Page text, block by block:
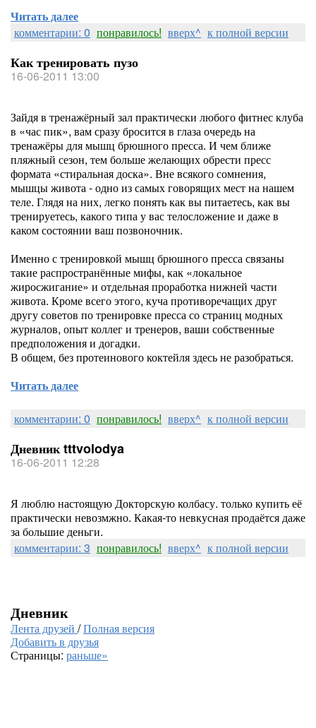
Читать далее
комментарии: 0 понравилось! вверх^ к полной версии
Как тренировать пузо
16-06-2011 13:00
Зайдя в тренажёрный зал практически любого фитнес клуба
в «час пик», вам сразу бросится в глаза очередь на
тренажёры для мышц брюшного пресса. И чем ближе
пляжный сезон, тем больше желающих обрести пресс
формата «стиральная доска». Вне всякого сомнения,
мышцы живота - одно из самых говорящих мест на нашем
теле. Глядя на них, легко понять как вы питаетесь, как вы
тренируетесь, какого типа у вас телосложение и даже в
каком состоянии ваш позвоночник.
Именно с тренировкой мышц брюшного пресса связаны
такие распространённые мифы, как «локальное
жиросжигание» и отдельная проработка нижней части
живота. Кроме всего этого, куча противоречащих друг
другу советов по тренировке пресса со страниц модных
журналов, опыт коллег и тренеров, ваши собственные
предположения и догадки.
В общем, без протеинового коктейля здесь не разобраться.
Читать далее
комментарии: 0 понравилось! вверх^ к полной версии
Дневник tttvolodya
16-06-2011 12:28
Я люблю настоящую Докторскую колбасу. только купить её
практически невозмжно. Какая-то невкусная продаётся даже
за большие деньги.
комментарии: 3 понравилось! вверх^ к полной версии
Дневник
Лента друзей /Полная версия
Добавить в друзья
Страницы: раньше»